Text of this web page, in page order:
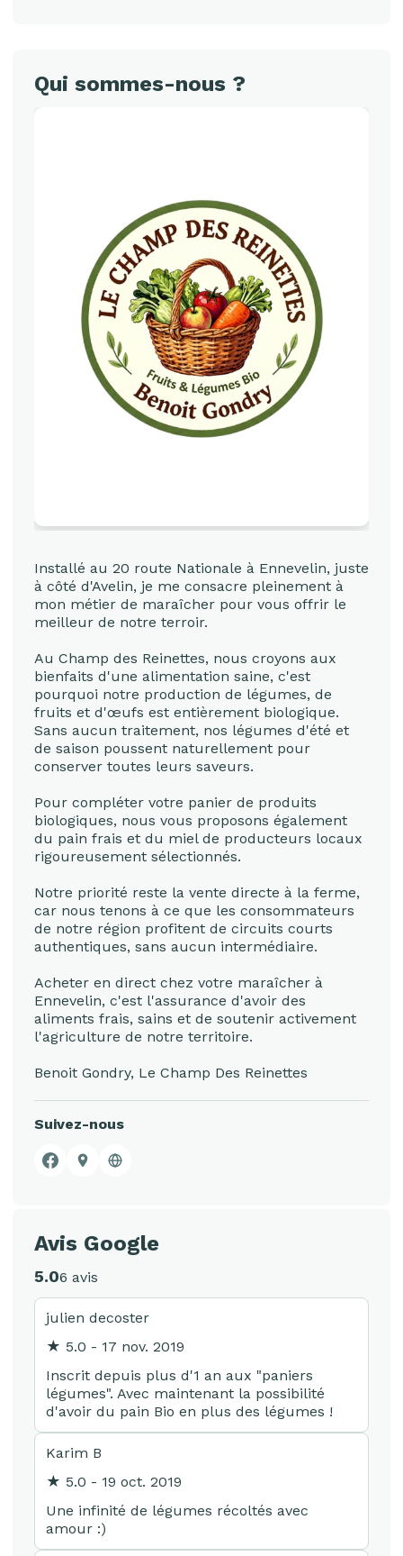
Qui sommes-nous ?
Installé au 20 route Nationale à Ennevelin, juste
à côté d'Avelin, je me consacre pleinement à
mon métier de maraîcher pour vous offrir le
meilleur de notre terroir.
Au Champ des Reinettes, nous croyons aux
bienfaits d'une alimentation saine, c'est
pourquoi notre production de légumes, de
fruits et d'œufs est entièrement biologique.
Sans aucun traitement, nos légumes d'été et
de saison poussent naturellement pour
conserver toutes leurs saveurs.
Pour compléter votre panier de produits
biologiques, nous vous proposons également
du pain frais et du miel de producteurs locaux
rigoureusement sélectionnés.
Notre priorité reste la vente directe à la ferme,
car nous tenons à ce que les consommateurs
de notre région profitent de circuits courts
authentiques, sans aucun intermédiaire.
Acheter en direct chez votre maraîcher à
Ennevelin, c'est l'assurance d'avoir des
aliments frais, sains et de soutenir activement
l'agriculture de notre territoire.
Benoit Gondry, Le Champ Des Reinettes
Suivez-nous
FacebookGoogle Business Profile
Site web
Avis Google
5.06 avis
julien decoster
★ 5.0 - 17 nov. 2019
Inscrit depuis plus d'1 an aux "paniers
légumes". Avec maintenant la possibilité
d'avoir du pain Bio en plus des légumes !
Karim B
★ 5.0 - 19 oct. 2019
Une infinité de légumes récoltés avec
amour :)